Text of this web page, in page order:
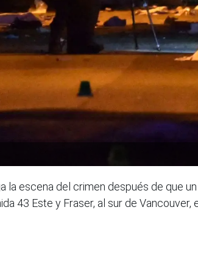
la escena del crimen después de que
43 Este y Fraser, al sur de Vancouver,